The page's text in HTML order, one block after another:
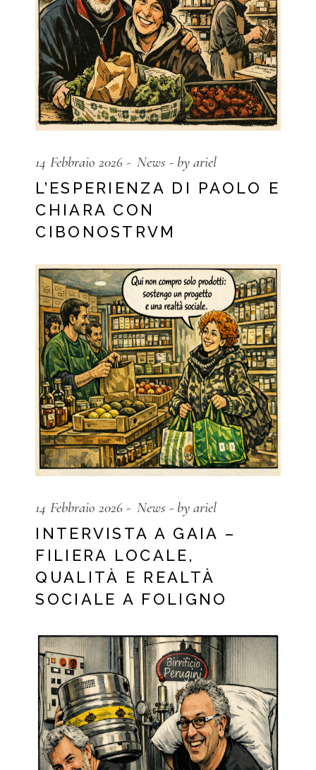
14 Febbraio 2026 News by ariel
L’ESPERIENZA DI PAOLO E
CHIARA CON
CIBONOSTRVM
14 Febbraio 2026 News by ariel
INTERVISTA A GAIA –
FILIERA LOCALE,
QUALITÀ E REALTÀ
SOCIALE A FOLIGNO